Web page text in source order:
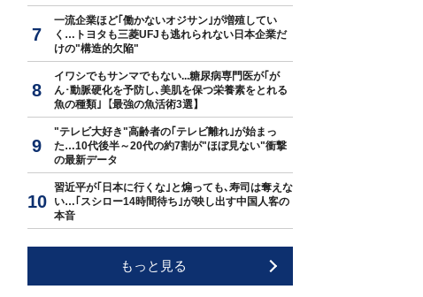
一流企業ほど｢働かないオジサン｣が増殖してい
く…トヨタも三菱UFJも逃れられない日本企業だ
けの"構造的欠陥"
イワシでもサンマでもない...糖尿病専門医が｢が
ん･動脈硬化を予防し､美肌を保つ栄養素をとれる
魚の種類｣【最強の魚活術3選】
"テレビ大好き"高齢者の｢テレビ離れ｣が始まっ
た…10代後半～20代の約7割が"ほぼ見ない"衝撃
の最新データ
習近平が｢日本に行くな｣と煽っても､寿司は奪えな
い…｢スシロー14時間待ち｣が映し出す中国人客の
本音
もっと見る